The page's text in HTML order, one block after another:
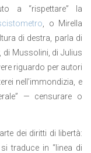
a “rispettare” la
, o Mirella
di destra, parla di
di Mussolini, di Julius
riguardo per autori
nell’immondizia, e
— censurare o
dei diritti di libertà:
traduce in “linea di